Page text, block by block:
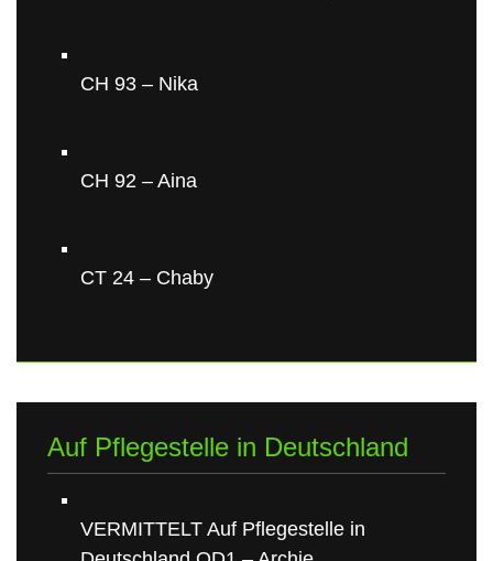
CH 93 – Nika
CH 92 – Aina
CT 24 – Chaby
Auf Pflegestelle in Deutschland
VERMITTELT Auf Pflegestelle in